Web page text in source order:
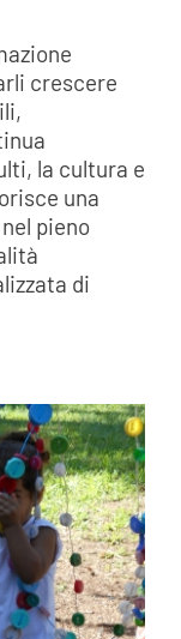
crescere
la cultura e
una
pieno
di